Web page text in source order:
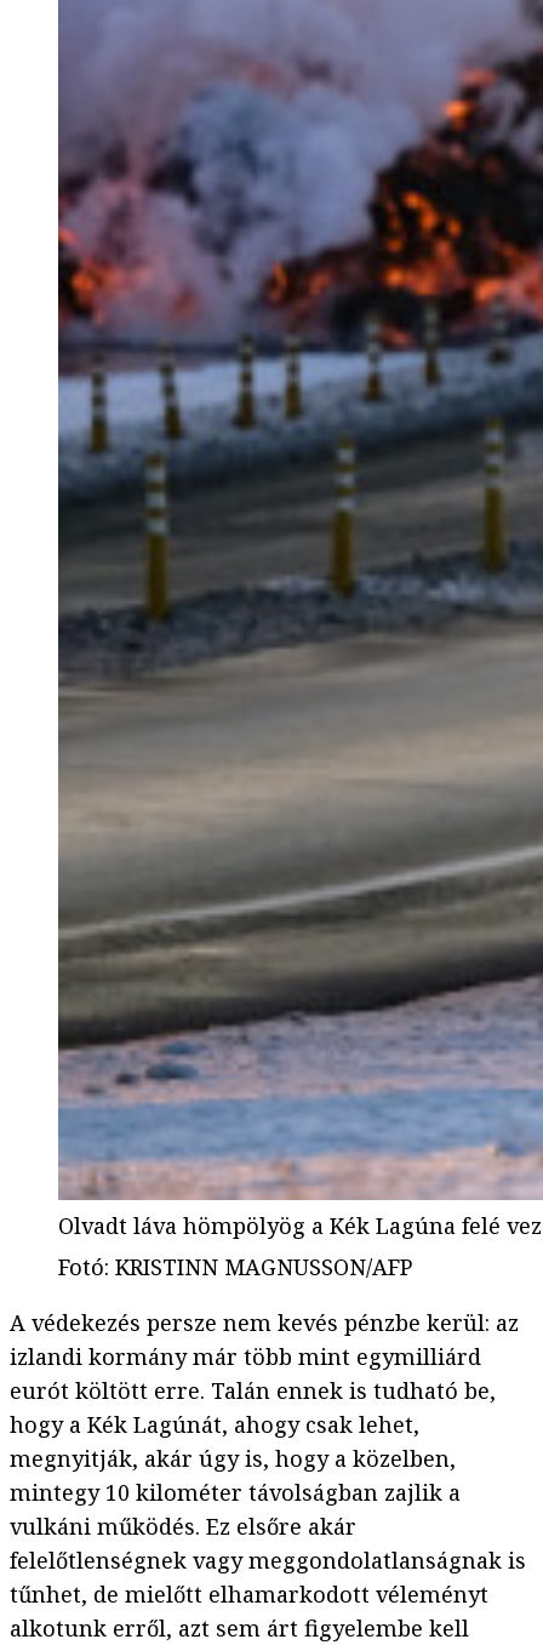
Olvadt láva hömpölyög a Kék Lagúna felé
Fotó: KRISTINN MAGNUSSON/AFP
A védekezés persze nem kevés pénzbe kerül: az
izlandi kormány már több mint egymilliárd
eurót költött erre. Talán ennek is tudható be,
hogy a Kék Lagúnát, ahogy csak lehet,
megnyitják, akár úgy is, hogy a közelben,
mintegy 10 kilométer távolságban zajlik a
vulkáni működés. Ez elsőre akár
felelőtlenségnek vagy meggondolatlanságnak is
tűnhet, de mielőtt elhamarkodott véleményt
alkotunk erről, azt sem árt figyelembe kell